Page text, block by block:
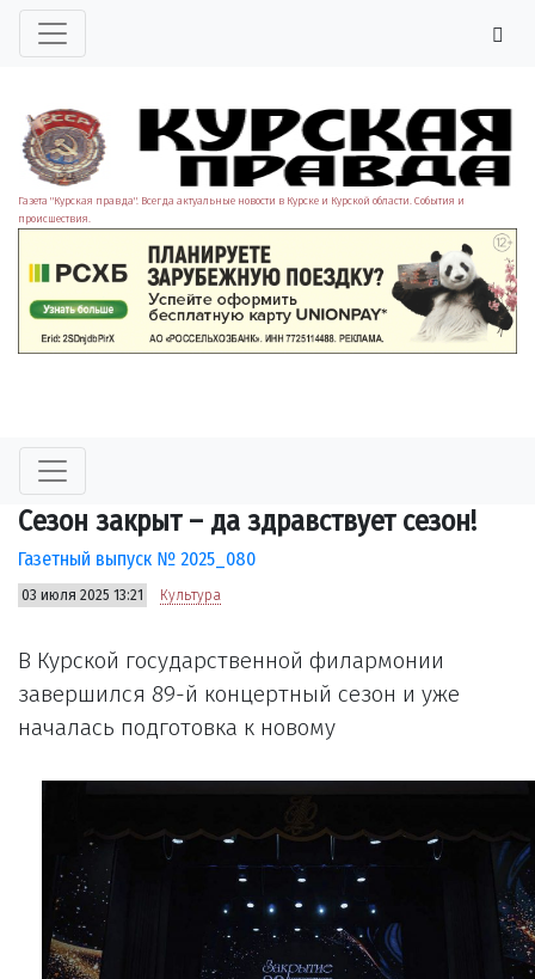
Газета "Курская правда". Всегда актуальные новости в Курске и Курской области. События и
происшествия.
Сезон закрыт – да здравствует сезон!
Газетный выпуск № 2025_080
03 июля 2025 13:21 Культура
В Курской государственной филармонии
завершился 89-й концертный сезон и уже
началась подготовка к новому